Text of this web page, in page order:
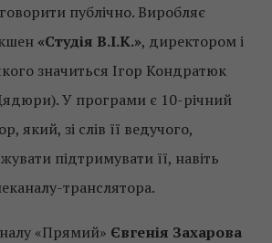
публічно. Виробляє
«Студія В.І.К.», директором і
значиться Ігор Кондратюк
У програми є 10-річний
який, зі слів її ведучого,
підтримувати її, навіть
транслятора.
«Прямий» Євгенія Захарова